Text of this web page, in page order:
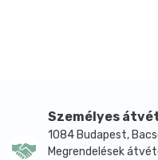
Személyes
1084 Budapest,
Megrendelések